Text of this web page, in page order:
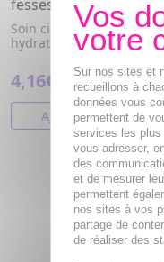
fesses
Soin ciblé galbant &amp;
hydratant
4,16€
AJOUTER AU PANIER
Sur nos sites et
recueillons à
données vous
permettent de
services les
vous adresser,
des
et de mesurer
permettent
nos sites à vos
partage de
de réaliser des